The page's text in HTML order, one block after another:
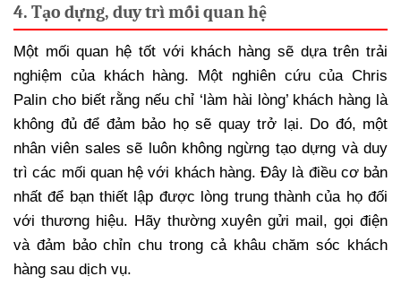
4. Tạo dựng, duy trì mối quan hệ
Một mối quan hệ tốt với khách hàng sẽ dựa trên trải
nghiệm của khách hàng. Một nghiên cứu của Chris
Palin cho biết rằng nếu chỉ ‘làm hài lòng’ khách hàng là
không đủ để đảm bảo họ sẽ quay trở lại. Do đó, một
nhân viên sales sẽ luôn không ngừng tạo dựng và duy
trì các mối quan hệ với khách hàng. Đây là điều cơ bản
nhất để bạn thiết lập được lòng trung thành của họ đối
với thương hiệu. Hãy thường xuyên gửi mail, gọi điện
và đảm bảo chỉn chu trong cả khâu chăm sóc khách
hàng sau dịch vụ.